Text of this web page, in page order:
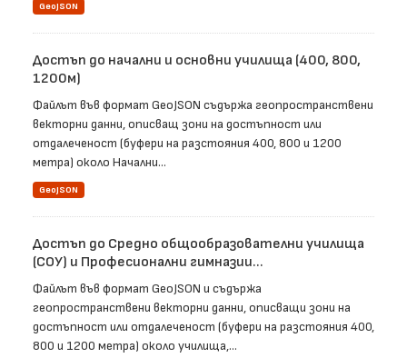
GeoJSON
Достъп до начални и основни училища (400, 800,
1200м)
Файлът във формат GeoJSON съдържа геопространствени
векторни данни, описващ зони на достъпност или
отдалеченост (буфери на разстояния 400, 800 и 1200
метра) около Начални...
GeoJSON
Достъп до Средно общообразователни училища
(СОУ) и Професионални гимназии...
Файлът във формат GeoJSON и съдържа
геопространствени векторни данни, описващи зони на
достъпност или отдалеченост (буфери на разстояния 400,
800 и 1200 метра) около училища,...